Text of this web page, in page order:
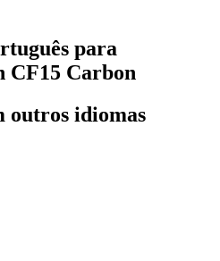
para
CF15 Carbon
outros idiomas